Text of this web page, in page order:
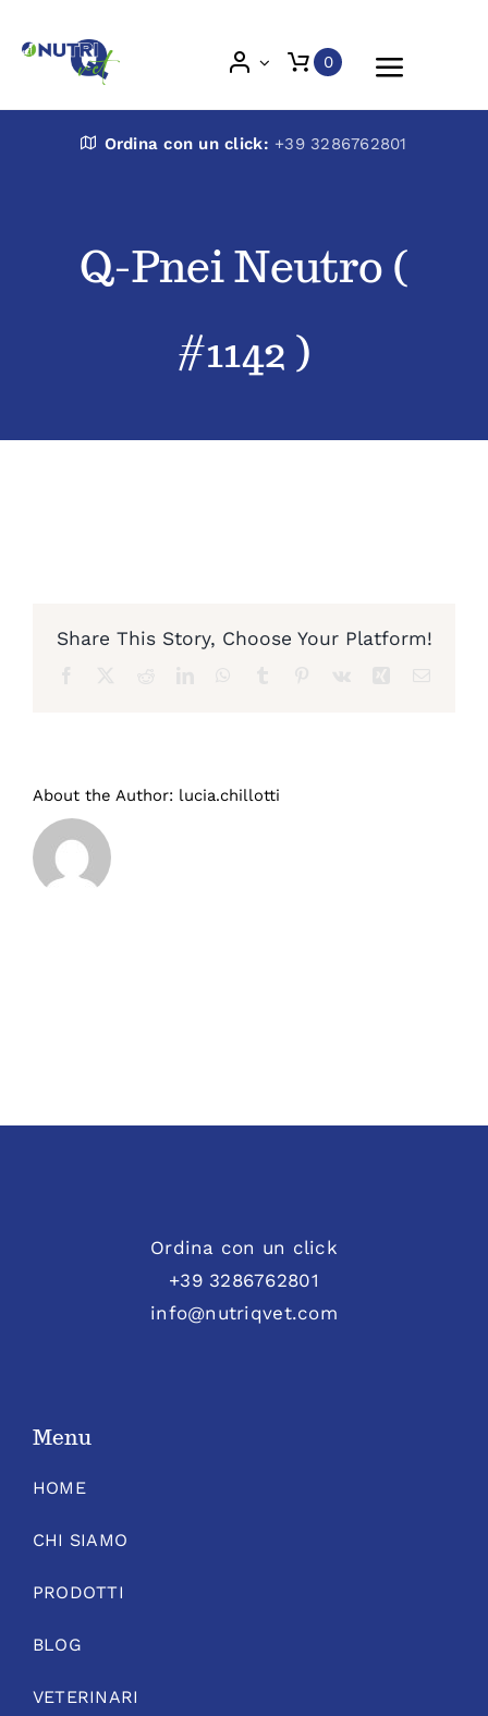
Toggle
Nutri Q Vet
Prodotti
0
Ordina con un click: +39 3286762801
Q-Pnei Neutro (
#1142 )
Share This Story, Choose Your Platform!
About the Author: lucia.chillotti
Ordina con un click
+39 3286762801
info@nutriqvet.com
Menu
HOME
CHI SIAMO
PRODOTTI
BLOG
VETERINARI